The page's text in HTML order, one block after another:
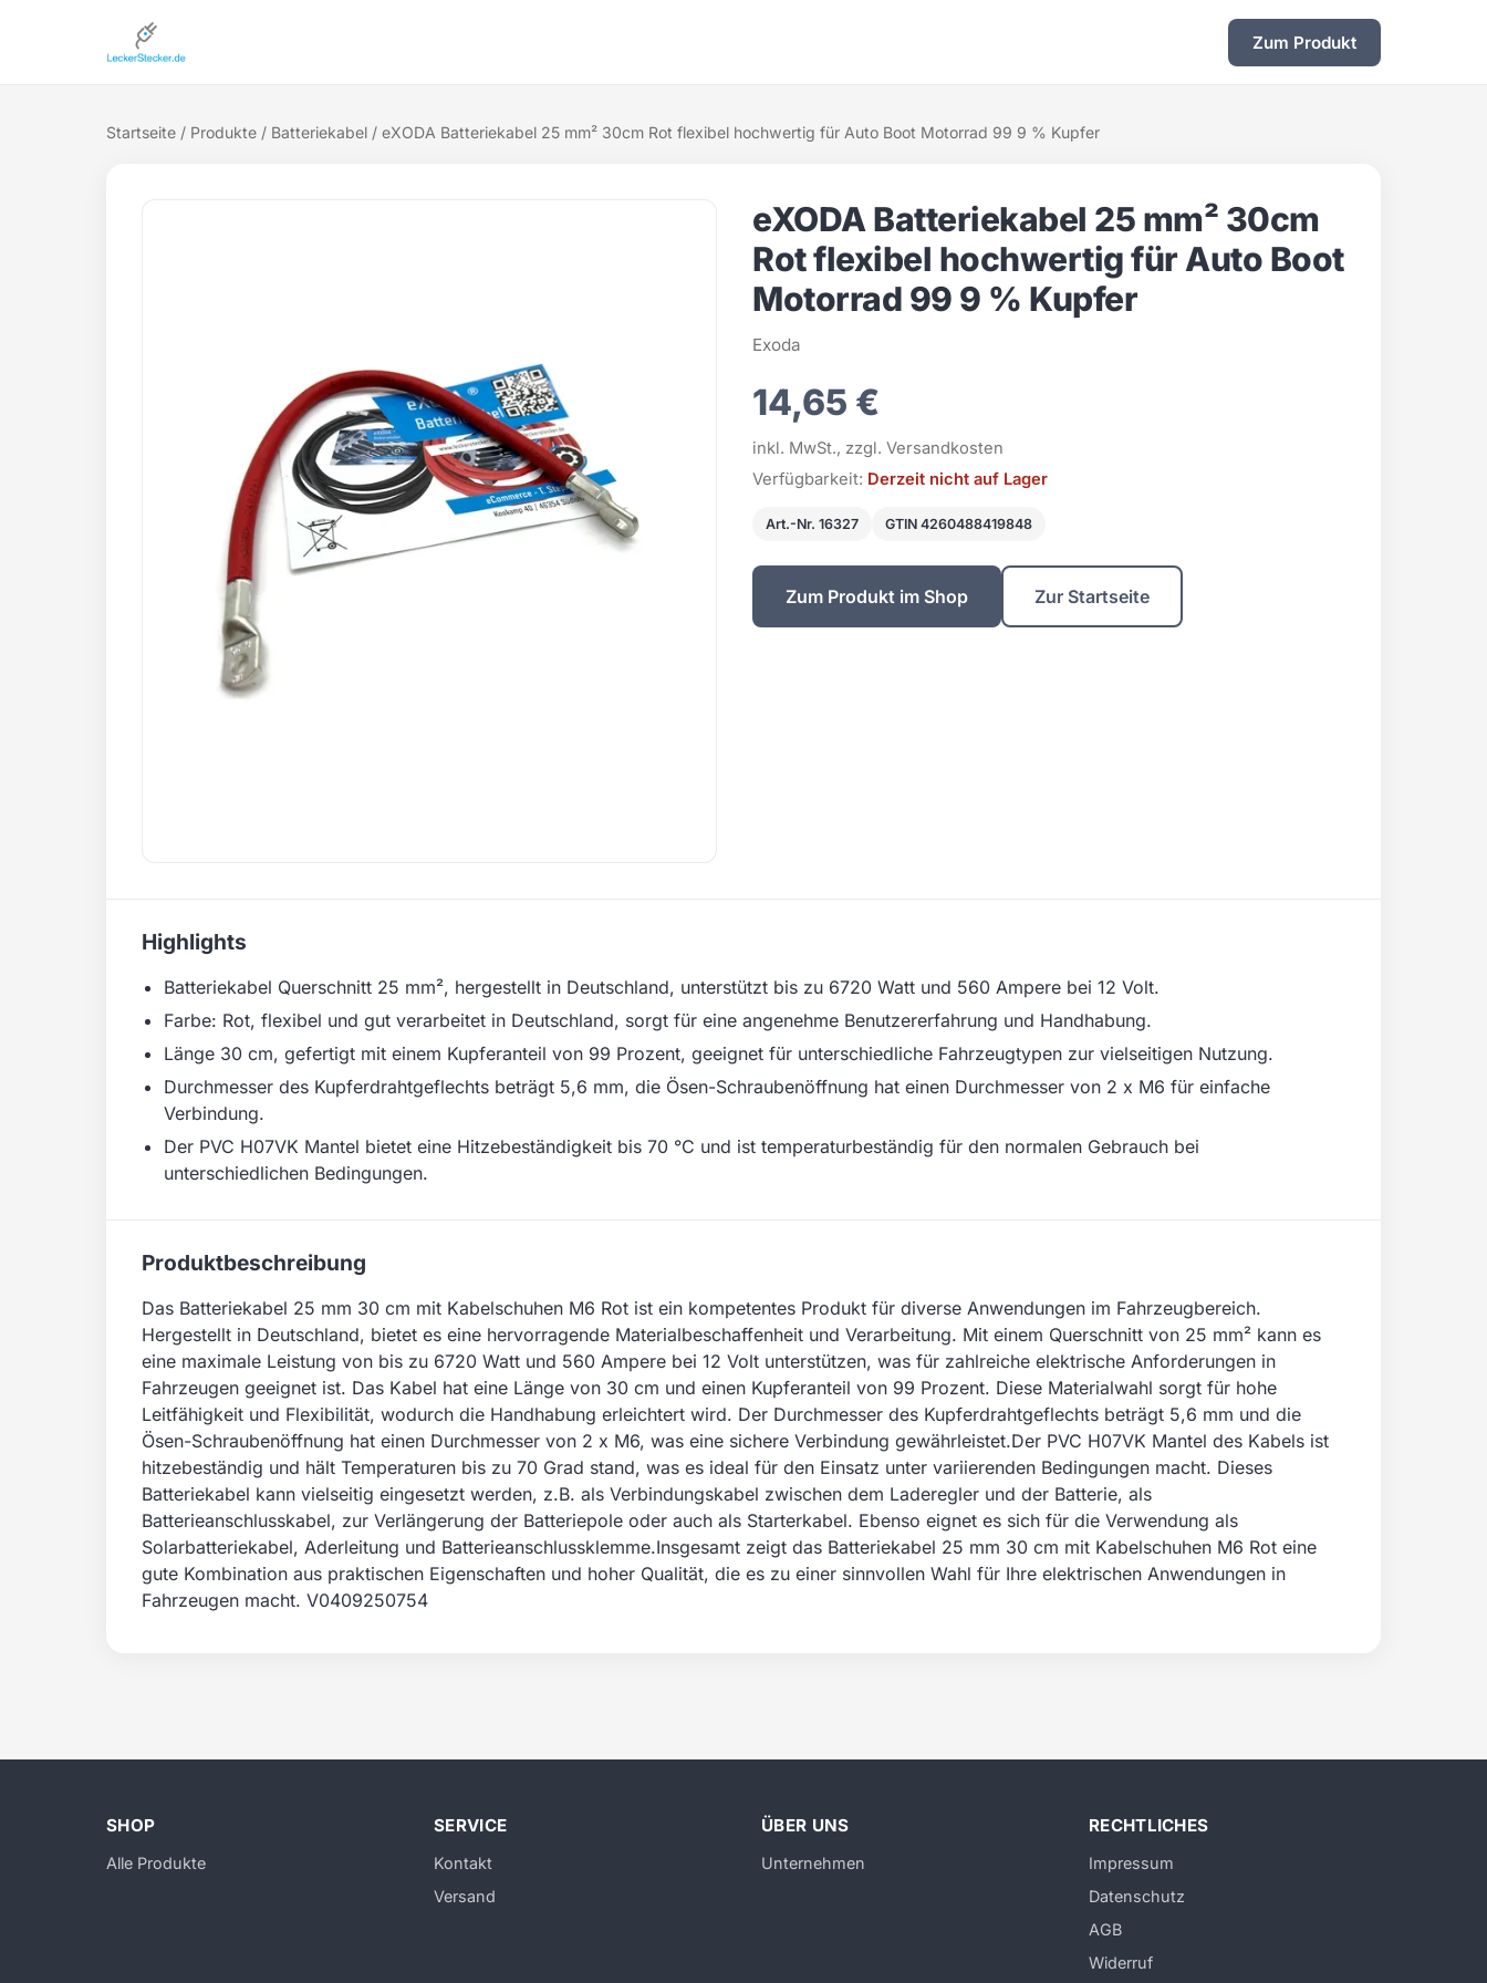
Zum Produkt
Startseite / Produkte / Batteriekabel / eXODA Batteriekabel 25 mm² 30cm Rot flexibel hochwertig für Auto Boot Motorrad 99 9 % Kupfer
eXODA Batteriekabel 25 mm² 30cm
Rot flexibel hochwertig für Auto Boot
Motorrad 99 9 % Kupfer
Exoda
14,65 €
inkl. MwSt., zzgl. Versandkosten
Verfügbarkeit: Derzeit nicht auf Lager
Art.-Nr. 16327 GTIN 4260488419848
Zum Produkt im Shop Zur Startseite
Highlights
Batteriekabel Querschnitt 25 mm², hergestellt in Deutschland, unterstützt bis zu 6720 Watt und 560 Ampere bei 12 Volt.
Farbe: Rot, flexibel und gut verarbeitet in Deutschland, sorgt für eine angenehme Benutzererfahrung und Handhabung.
Länge 30 cm, gefertigt mit einem Kupferanteil von 99 Prozent, geeignet für unterschiedliche Fahrzeugtypen zur vielseitigen Nutzung.
Durchmesser des Kupferdrahtgeflechts beträgt 5,6 mm, die Ösen-Schraubenöffnung hat einen Durchmesser von 2 x M6 für einfache
Verbindung.
Der PVC H07VK Mantel bietet eine Hitzebeständigkeit bis 70 °C und ist temperaturbeständig für den normalen Gebrauch bei
unterschiedlichen Bedingungen.
Produktbeschreibung
Das Batteriekabel 25 mm 30 cm mit Kabelschuhen M6 Rot ist ein kompetentes Produkt für diverse Anwendungen im Fahrzeugbereich.
Hergestellt in Deutschland, bietet es eine hervorragende Materialbeschaffenheit und Verarbeitung. Mit einem Querschnitt von 25 mm² kann es
eine maximale Leistung von bis zu 6720 Watt und 560 Ampere bei 12 Volt unterstützen, was für zahlreiche elektrische Anforderungen in
Fahrzeugen geeignet ist. Das Kabel hat eine Länge von 30 cm und einen Kupferanteil von 99 Prozent. Diese Materialwahl sorgt für hohe
Leitfähigkeit und Flexibilität, wodurch die Handhabung erleichtert wird. Der Durchmesser des Kupferdrahtgeflechts beträgt 5,6 mm und die
Ösen-Schraubenöffnung hat einen Durchmesser von 2 x M6, was eine sichere Verbindung gewährleistet.Der PVC H07VK Mantel des Kabels ist
hitzebeständig und hält Temperaturen bis zu 70 Grad stand, was es ideal für den Einsatz unter variierenden Bedingungen macht. Dieses
Batteriekabel kann vielseitig eingesetzt werden, z.B. als Verbindungskabel zwischen dem Laderegler und der Batterie, als
Batterieanschlusskabel, zur Verlängerung der Batteriepole oder auch als Starterkabel. Ebenso eignet es sich für die Verwendung als
Solarbatteriekabel, Aderleitung und Batterieanschlussklemme.Insgesamt zeigt das Batteriekabel 25 mm 30 cm mit Kabelschuhen M6 Rot eine
gute Kombination aus praktischen Eigenschaften und hoher Qualität, die es zu einer sinnvollen Wahl für Ihre elektrischen Anwendungen in
Fahrzeugen macht. V0409250754
SHOP
Alle Produkte
SERVICE
Kontakt
Versand
ÜBER UNS
Unternehmen
RECHTLICHES
Impressum
Datenschutz
AGB
Widerruf